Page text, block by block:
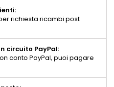
richiesta ricambi post
circuito PayPal:
conto PayPal, puoi pagare